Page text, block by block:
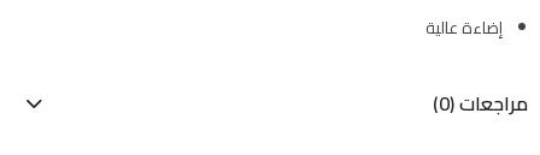
إضاءة عالية
مراجعات (0)